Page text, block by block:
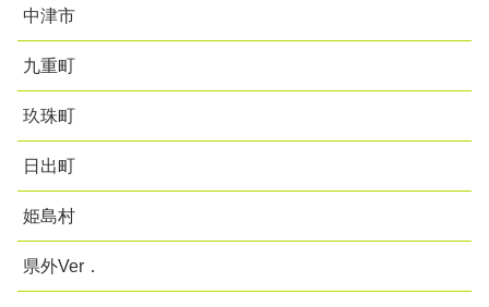
中津市
九重町
玖珠町
日出町
姫島村
県外Ver．